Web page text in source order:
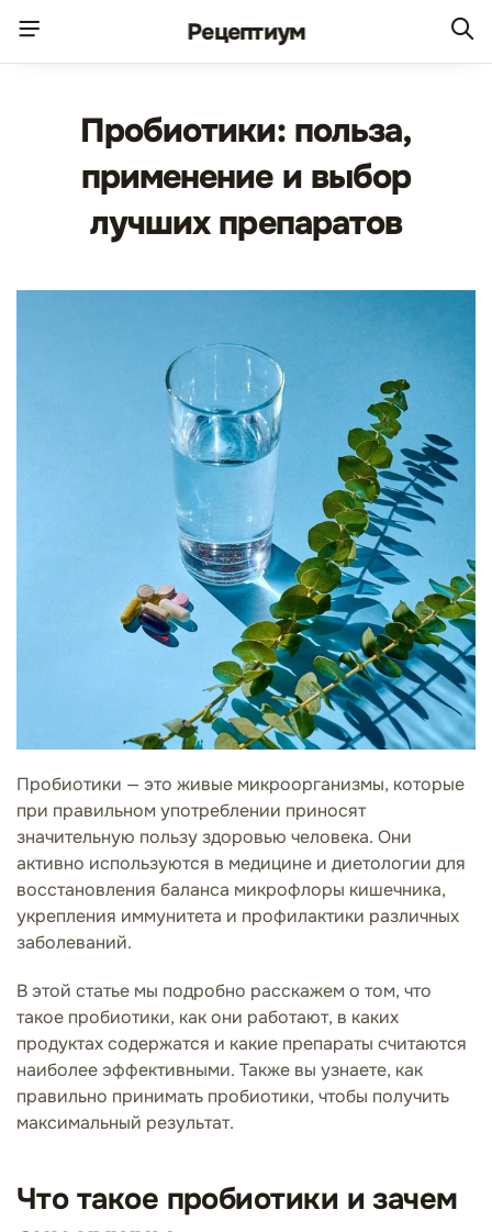
Рецептиум
Пробиотики: польза,
применение и выбор
лучших препаратов
Пробиотики — это живые микроорганизмы, которые
при правильном употреблении приносят
значительную пользу здоровью человека. Они
активно используются в медицине и диетологии для
восстановления баланса микрофлоры кишечника,
укрепления иммунитета и профилактики различных
заболеваний.
В этой статье мы подробно расскажем о том, что
такое пробиотики, как они работают, в каких
продуктах содержатся и какие препараты считаются
наиболее эффективными. Также вы узнаете, как
правильно принимать пробиотики, чтобы получить
максимальный результат.
Что такое пробиотики и зачем